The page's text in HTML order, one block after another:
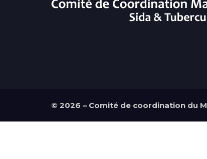
© 2026 – Comité de coordination du